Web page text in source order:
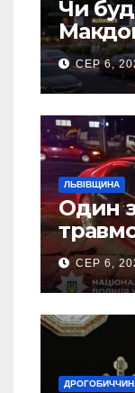
Чи
СЕР 6,
ЛЬВІВЩИНА
Один
ДТП
СЕР 6,